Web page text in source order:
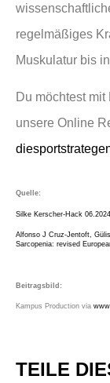
regelmäßiges
Muskulatur bis
Du möchtest
unsere Online
Quelle:
Silke Kerscher-Hack
Alfonso J Cruz-Jentoft,
Sarcopenia: revised
Beitragsbild:
Kampus Production via
TEILE